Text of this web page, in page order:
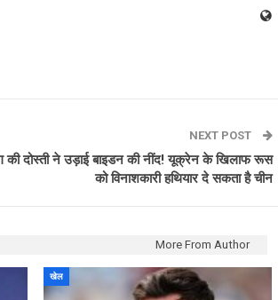
NEXT POST
की दोस्ती ने उड़ाई बाइडन की नींद! यूक्रेन के खिलाफ रूस
को विनाशकारी हथियार दे सकता है चीन
More From Author
खेल